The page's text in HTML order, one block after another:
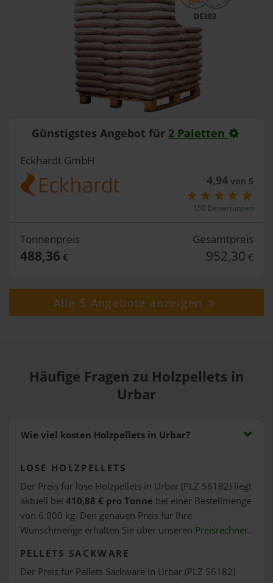
DE303
Günstigstes Angebot für 2 Paletten
Eckhardt GmbH
4,94von 5
150 Bewertungen
Tonnenpreis
488,36 €
Gesamtpreis
952,30 €
Alle 5 Angebote anzeigen
Häufige Fragen zu Holzpellets in
Urbar
Wie viel kosten Holzpellets in Urbar?
LOSE HOLZPELLETS
Der Preis für lose Holzpellets in Urbar (PLZ 56182) liegt
aktuell bei 410,88 € pro Tonne bei einer Bestellmenge
von 6.000 kg. Den genauen Preis für Ihre
Wunschmenge erhalten Sie über unseren Preisrechner.
PELLETS SACKWARE
Der Preis für Pellets Sackware in Urbar (PLZ 56182)